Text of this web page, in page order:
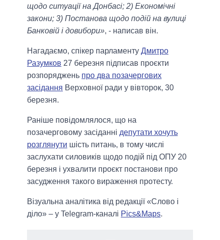
щодо ситуації на Донбасі; 2) Економічні
закони; 3) Постанова щодо подій на вулиці
Банковій і довибори», - написав він.
Нагадаємо, спікер парламенту Дмитро
Разумков 27 березня підписав проєкти
розпоряджень про два позачергових
засідання Верховної ради у вівторок, 30
березня.
Раніше повідомлялося, що на
позачерговому засіданні депутати хочуть
розглянути шість питань, в тому числі
заслухати силовиків щодо подій під ОПУ 20
березня і ухвалити проєкт постанови про
засудження такого вираження протесту.
Візуальна аналітика від редакції «Слово і
діло» – у Telegram-каналі Pics&Maps.